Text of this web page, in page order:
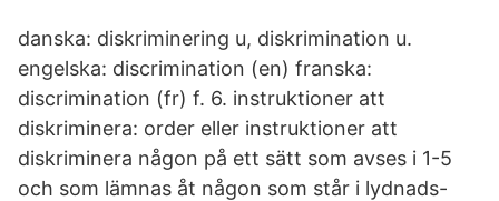
danska: diskriminering u, diskrimination u.
engelska: discrimination (en) franska:
discrimination (fr) f. 6. instruktioner att
diskriminera: order eller instruktioner att
diskriminera någon på ett sätt som avses i 1-5
och som lämnas åt någon som står i lydnads-